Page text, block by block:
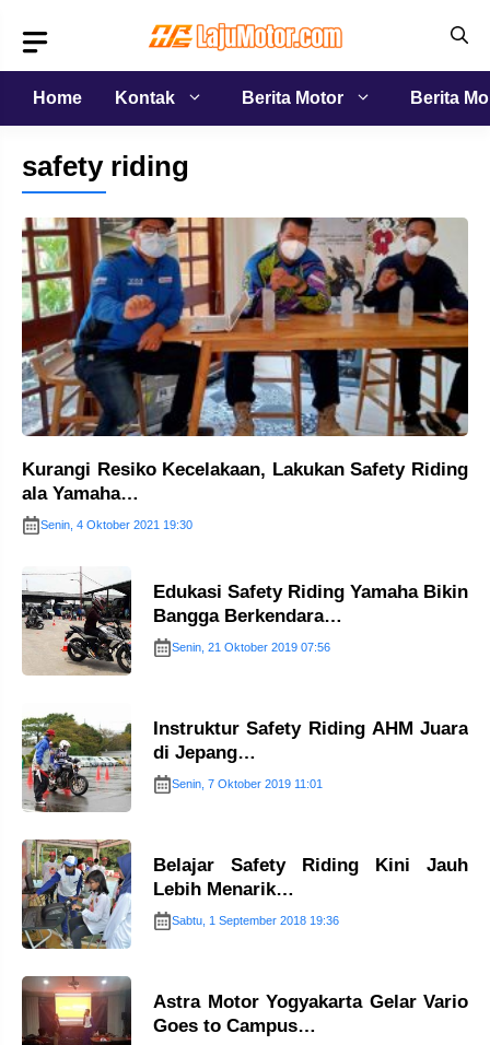
isi
Home
Kontak Berita Motor Berita
safety riding
Kurangi Resiko Kecelakaan, Lakukan Safety Riding
ala Yamaha…
Senin, 4 Oktober 2021 19:30
Edukasi Safety Riding Yamaha Bikin
Bangga Berkendara…
Senin, 21 Oktober 2019 07:56
Instruktur Safety Riding AHM Juara
di Jepang…
Senin, 7 Oktober 2019 11:01
Belajar Safety Riding Kini Jauh
Lebih Menarik…
Sabtu, 1 September 2018 19:36
Astra Motor Yogyakarta Gelar Vario
Goes to Campus…